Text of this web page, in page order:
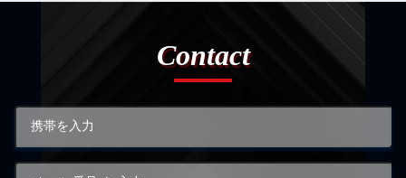
Contact